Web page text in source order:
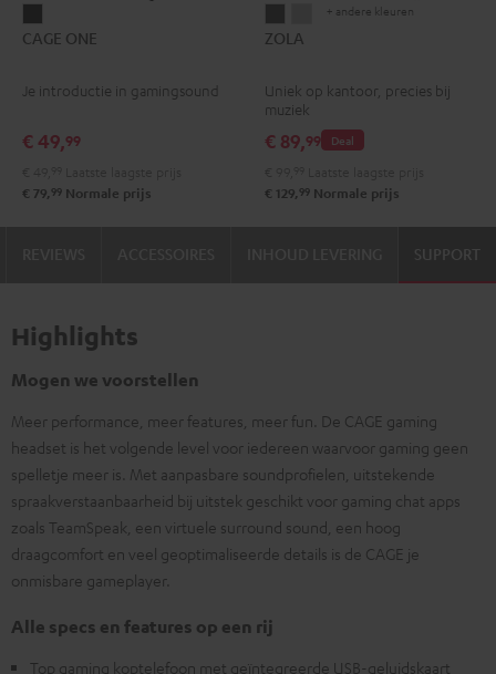
ONE
black
CAGE ONE
Je introductie in gamingsound
€ 49,99
€ 79, 99 Normale prijs
Dark
ZOLA
+ andere kleuren
ZOLA
Uniek op kantoor, precies bij
muziek
Deal
€ 89,99
€ 129, 99 Normale prijs
SUPPORT
Highlights
Mogen we voorstellen
Meer performance, meer features, meer fun. De CAGE gaming
headset is het volgende level voor iedereen waarvoor gaming geen
spelletje meer is. Met aanpasbare soundprofielen, uitstekende
spraakverstaanbaarheid bij uitstek geschikt voor gaming chat apps
zoals TeamSpeak, een virtuele surround sound, een hoog
draagcomfort en veel geoptimaliseerde details is de CAGE je
onmisbare gameplayer.
Alle specs en features op een rij
Top gaming koptelefoon met geïntegreerde USB-geluidskaart